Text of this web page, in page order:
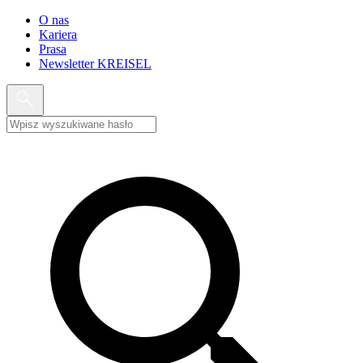
O nas
Kariera
Prasa
Newsletter KREISEL